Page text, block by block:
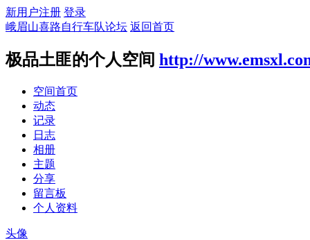
新用户注册 登录
峨眉山喜路自行车队论坛 返回首页
极品土匪的个人空间 http://
空间首页
动态
记录
日志
相册
主题
分享
留言板
个人资料
头像